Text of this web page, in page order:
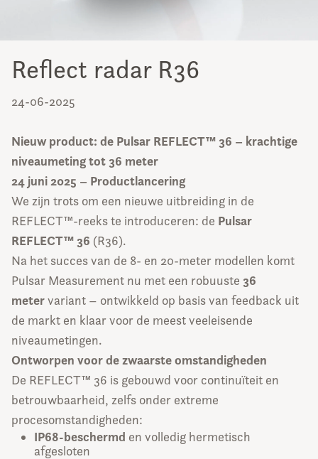
Reflect radar R36
24-06-2025
Nieuw product: de Pulsar REFLECT™ 36 – krachtige
niveaumeting tot 36 meter
24 juni 2025 – Productlancering
We zijn trots om een nieuwe uitbreiding in de
REFLECT™-reeks te introduceren: de Pulsar
REFLECT™ 36 (R36).
Na het succes van de 8- en 20-meter modellen komt
Pulsar Measurement nu met een robuuste 36
metervariant – ontwikkeld op basis van feedback uit
de markt en klaar voor de meest veeleisende
niveaumetingen.
Ontworpen voor de zwaarste omstandigheden
De REFLECT™ 36 is gebouwd voor continuïteit en
betrouwbaarheid, zelfs onder extreme
procesomstandigheden:
IP68-beschermd en volledig hermetisch
afgesloten